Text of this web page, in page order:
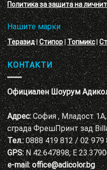
Политика за защита на
Нашите марки
Теразид|Стипор|Топмикс|
КОНТАКТИ
Официален Шоурум
Адрес:София , Младост
сграда ФрешПринт зад
Тел.:0888 419 812 / 02 979
GPS:N 42.647898, E
e-mail: office@adicolor.bg